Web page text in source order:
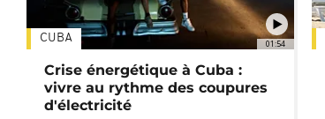
01:54
CUBA
Crise énergétique à Cuba :
vivre au rythme des coupures
d'électricité